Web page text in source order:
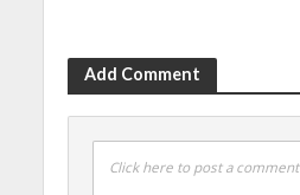
Add Comment
Click here to post a comment